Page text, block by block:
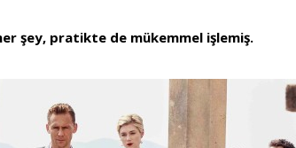
şey, pratikte de mükemmel işlemiş.